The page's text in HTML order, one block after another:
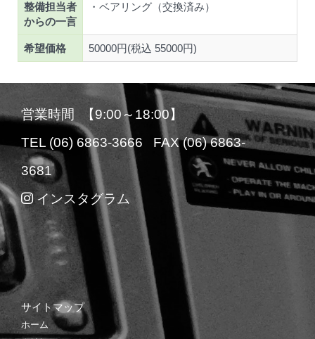
整備担当者
からの一言
・ベアリング（交換済み）
希望価格 50000円(税込 55000円)
営業時間 【9:00～18:00】
TEL (06) 6863-3666 FAX (06) 6863-
3681
インスタグラム
サイトマップ
ホーム